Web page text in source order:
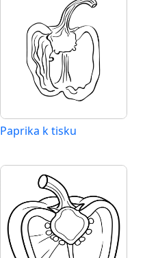
Paprika k tisku